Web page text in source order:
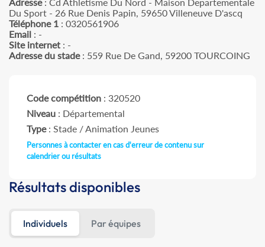
Du Sport - 26 Rue Denis Papin, 59650 Villeneuve D'ascq
Téléphone 1 : 0320561906
Email : -
Site internet : -
Adresse du stade: 559 Rue De Gand, 59200 TOURCOING
Code compétition : 320520
Niveau : Départemental
Type: Stade / Animation Jeunes
Personnes à contacter en cas d'erreur de contenu sur
calendrier ou résultats
Résultats disponibles
Individuels Par équipes